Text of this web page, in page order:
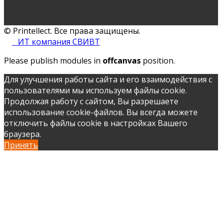
© Printellect. Все права защищены.
ИТ компания СВИВТ
Please publish modules in offcanvas position.
Для улучшения работы сайта и его взаимодействия с
пользователями мы используем файлы cookie.
Продолжая работу с сайтом, Вы разрешаете
использование cookie-файлов. Вы всегда можете
отключить файлы cookie в настройках Вашего
браузера.
Принять